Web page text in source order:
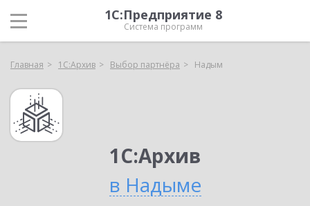
1С:Предприятие 8
Система программ
Главная 1С:Архив Выбор партнёра Надым
1С:Архив
в Надыме